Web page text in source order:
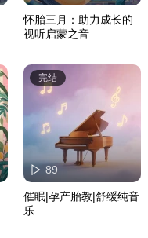
怀胎三月：助力成长的
视听启蒙之音
完结
89
催眠|孕产胎教|舒缓纯音
乐